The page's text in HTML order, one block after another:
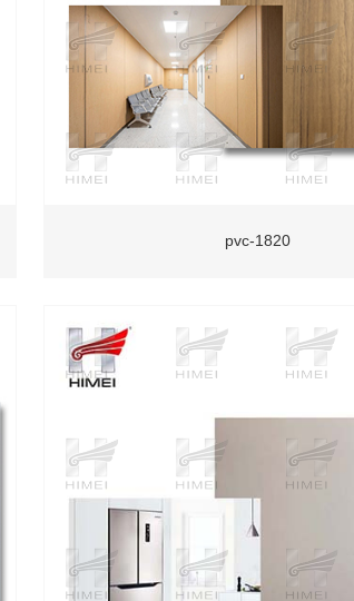
pvc-1820